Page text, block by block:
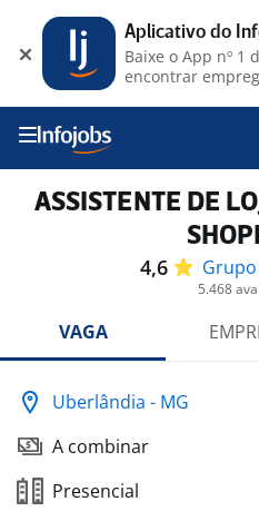
ASSISTENTE DE
4,6 Grupo
5.468
VAGA
Uberlândia - MG
A combinar
Presencial
Aplicativo do
Baixe o App nº 1
encontrar